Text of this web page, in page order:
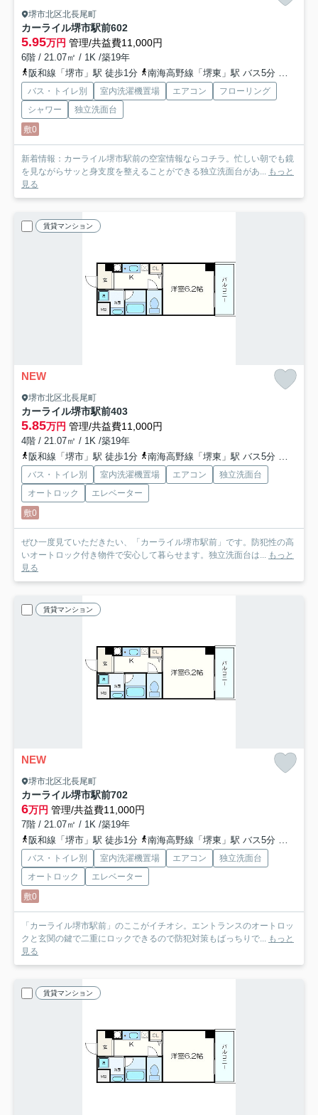
堺市北区北長尾町
カーライル堺市駅前602
5.95万円 管理/共益費11,000円
6階 / 21.07㎡ / 1K /築19年
阪和線「堺市」駅 徒歩1分
南海高野線「堺東」駅 バス5分 「阪和堺市駅前」 停歩1分
バス・トイレ別 室内洗濯機置場 エアコン
フローリング
シャワー
独立洗面台
敷0
新着情報：カーライル堺市駅前の空室情報ならコチラ。忙しい朝でも鏡
を見ながらサッと身支度を整えることができる独立洗面台があ... もっと
見る
賃貸マンション
NEW
堺市北区北長尾町
カーライル堺市駅前403
5.85万円 管理/共益費11,000円
4階 / 21.07㎡ / 1K /築19年
阪和線「堺市」駅 徒歩1分
南海高野線「堺東」駅 バス5分 「阪和堺市駅前」 停歩1分
バス・トイレ別 室内洗濯機置場 エアコン
独立洗面台
オートロック
エレベーター
敷0
ぜひ一度見ていただきたい、「カーライル堺市駅前」です。防犯性の高
いオートロック付き物件で安心して暮らせます。独立洗面台は... もっと
見る
賃貸マンション
NEW
堺市北区北長尾町
カーライル堺市駅前702
6万円 管理/共益費11,000円
7階 / 21.07㎡ / 1K /築19年
阪和線「堺市」駅 徒歩1分
南海高野線「堺東」駅 バス5分 「阪和堺市駅前」 停歩1分
バス・トイレ別 室内洗濯機置場 エアコン
独立洗面台
オートロック
エレベーター
敷0
「カーライル堺市駅前」のここがイチオシ。エントランスのオートロッ
クと玄関の鍵で二重にロックできるので防犯対策もばっちりで... もっと
見る
賃貸マンション